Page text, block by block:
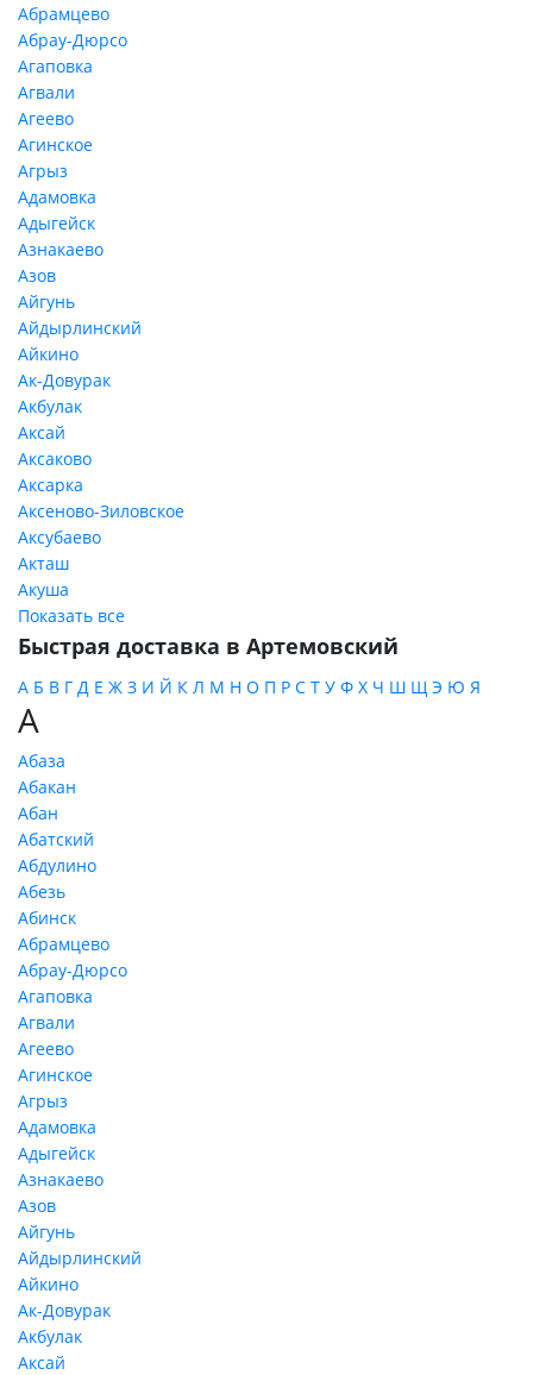
Абрамцево
Абрау-Дюрсо
Агаповка
Агвали
Агеево
Агинское
Агрыз
Адамовка
Адыгейск
Азнакаево
Азов
Айгунь
Айдырлинский
Айкино
Ак-Довурак
Акбулак
Аксай
Аксаково
Аксарка
Аксеново-Зиловское
Аксубаево
Акташ
Акуша
Показать все
Быстрая доставка в Артемовский
А Б В Г Д Е Ж З И Й К Л М Н О П Р С Т У Ф Х Ч Ш Щ Э Ю Я
А
Абаза
Абакан
Абан
Абатский
Абдулино
Абезь
Абинск
Абрамцево
Абрау-Дюрсо
Агаповка
Агвали
Агеево
Агинское
Агрыз
Адамовка
Адыгейск
Азнакаево
Азов
Айгунь
Айдырлинский
Айкино
Ак-Довурак
Акбулак
Аксай